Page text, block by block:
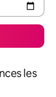
les